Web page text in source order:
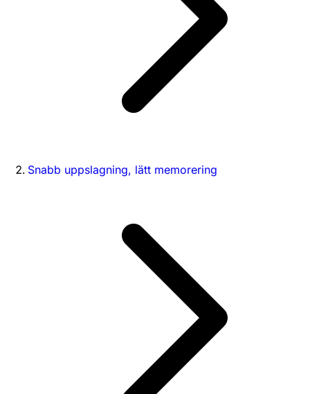
Snabb uppslagning, lätt memorering